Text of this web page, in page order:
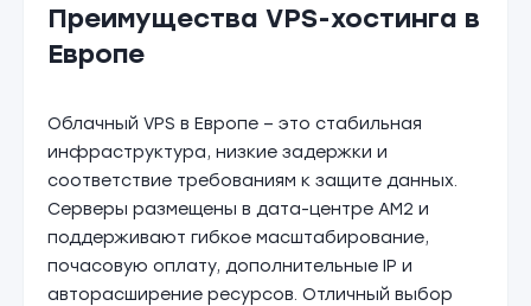
Преимущества VPS-хостинга в
Европе
Облачный VPS в Европе – это стабильная
инфраструктура, низкие задержки и
соответствие требованиям к защите данных.
Серверы размещены в дата-центре AM2 и
поддерживают гибкое масштабирование,
почасовую оплату, дополнительные IP и
авторасширение ресурсов. Отличный выбор